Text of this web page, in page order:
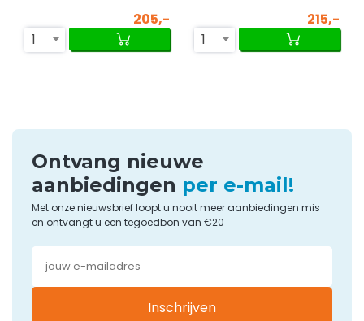
205,-
1
215,-
1
Ontvang nieuwe
aanbiedingen per e-mail!
Met onze nieuwsbrief loopt u nooit meer aanbiedingen mis
en ontvangt u een tegoedbon van €20
Inschrijven